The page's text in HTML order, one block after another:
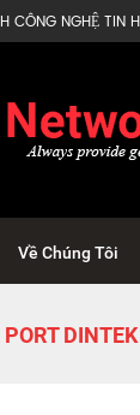
CÔNG NGHỆ TIN
Về Chúng Tôi